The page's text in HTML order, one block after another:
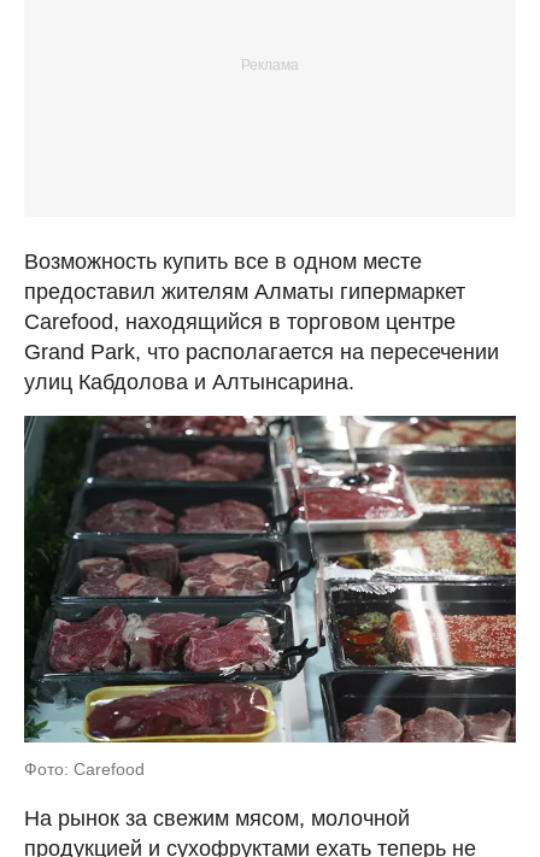
Возможность купить все в одном месте
предоставил жителям Алматы гипермаркет
Carefood, находящийся в торговом центре
Grand Park, что располагается на пересечении
улиц Кабдолова и Алтынсарина.
Фото: Carefood
На рынок за свежим мясом, молочной
продукцией и сухофруктами ехать теперь не